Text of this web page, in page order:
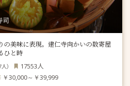
司
の美味に表現。建仁寺向かいの数寄屋
ひと時
人） 17553人
￥30,000～￥39,999